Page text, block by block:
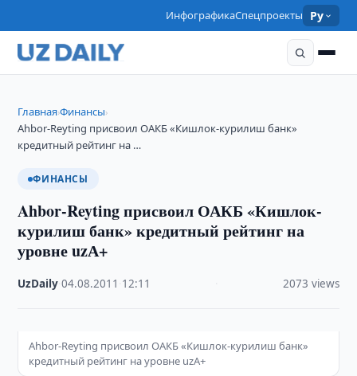
ИнфографикаСпецпроекты Ру
Главная›Финансы›
Ahbor-Reyting присвоил ОАКБ «Кишлок-курилиш банк»
кредитный рейтинг на …
ФИНАНСЫ
Ahbor-Reyting присвоил ОАКБ «Кишлок-
курилиш банк» кредитный рейтинг на
уровне uzА+
UzDaily ·04.08.2011 12:11 2073 views
Ahbor-Reyting присвоил ОАКБ «Кишлок-курилиш банк»
кредитный рейтинг на уровне uzА+